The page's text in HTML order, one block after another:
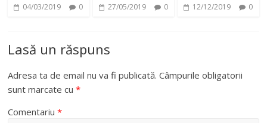
04/03/2019 0 27/05/2019 0 12/12/2019 0
Lasă un răspuns
Adresa ta de email nu va fi publicată. Câmpurile obligatorii
sunt marcate cu*
Comentariu*